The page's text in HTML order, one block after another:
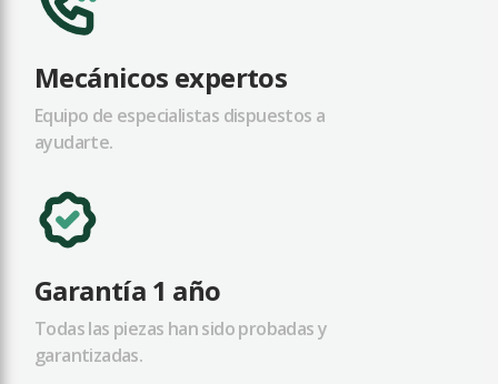
Mecánicos expertos
Equipo de especialistas dispuestos a
ayudarte.
Garantía 1 año
Todas las piezas han sido probadas y
garantizadas.